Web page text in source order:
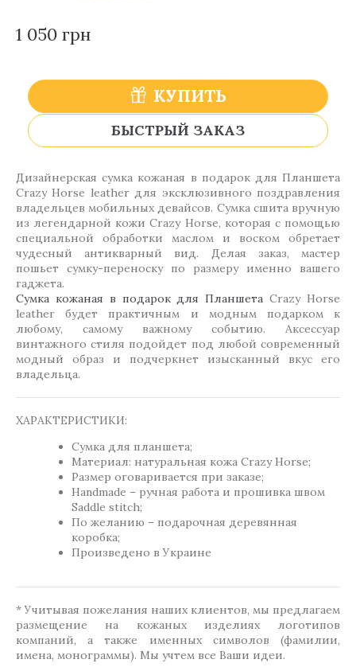
1 050 грн
КУПИТЬ
БЫСТРЫЙ ЗАКАЗ
Дизайнерская сумка кожаная в подарок для Планшета
Crazy Horse leather для эксклюзивного поздравления
владельцев мобильных девайсов. Сумка сшита вручную
из легендарной кожи Crazy Horse, которая с помощью
специальной обработки маслом и воском обретает
чудесный антикварный вид. Делая заказ, мастер
пошьет сумку-переноску по размеру именно вашего
гаджета.
Сумка кожаная в подарок для Планшета Crazy Horse
leather будет практичным и модным подарком к
любому, самому важному событию. Аксессуар
винтажного стиля подойдет под любой современный
модный образ и подчеркнет изысканный вкус его
владельца.
ХАРАКТЕРИСТИКИ:
Сумка для планшета;
Материал: натуральная кожа Crazy Horse;
Размер оговаривается при заказе;
Handmade – ручная работа и прошивка швом
Saddle stitch;
По желанию – подарочная деревянная
коробка;
Произведено в Украине
* Учитывая пожелания наших клиентов, мы предлагаем
размещение на кожаных изделиях логотипов
компаний, а также именных символов (фамилии,
имена, монограммы). Мы учтем все Ваши идеи.